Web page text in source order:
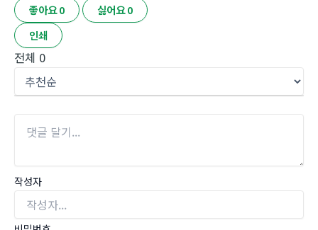
좋아요0 싫어요0
인쇄
전체 0
작성자